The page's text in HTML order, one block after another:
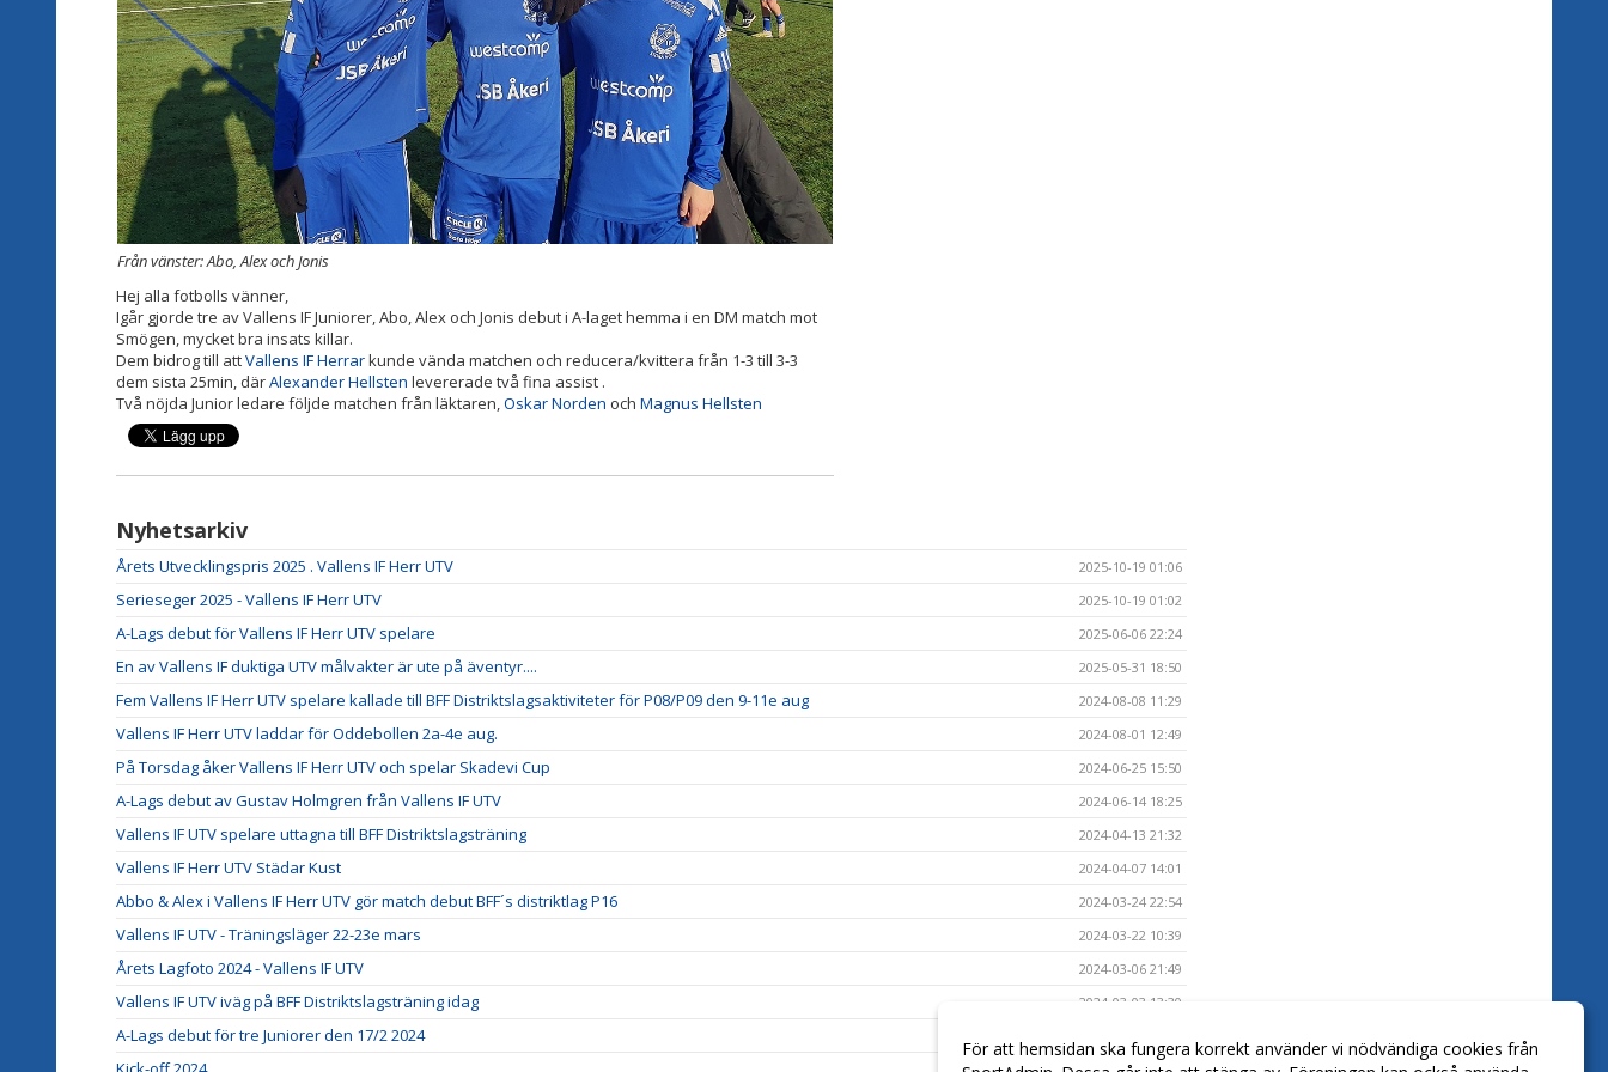
Från vänster: Abo, Alex och Jonis
Hej alla fotbolls vänner,
Igår gjorde tre av Vallens IF Juniorer, Abo, Alex och Jonis debut i A-laget hemma i en DM match mot
Smögen, mycket bra insats killar.
Dem bidrog till attVallens IF Herrarkunde vända matchen och reducera/kvittera från 1-3 till 3-3
dem sista 25min, därAlexander Hellsten levererade två fina assist .
Två nöjda Junior ledare följde matchen från läktaren,Oskar Norden och Magnus Hellsten
Nyhetsarkiv
Årets Utvecklingspris 2025 . Vallens IF Herr UTV 2025-10-19 01:06
Serieseger 2025 - Vallens IF Herr UTV 2025-10-19 01:02
A-Lags debut för Vallens IF Herr UTV spelare 2025-06-06 22:24
En av Vallens IF duktiga UTV målvakter är ute på äventyr.... 2025-05-31 18:50
Fem Vallens IF Herr UTV spelare kallade till BFF Distriktslagsaktiviteter för P08/P09 den 9-11e aug 2024-08-08 11:29
Vallens IF Herr UTV laddar för Oddebollen 2a-4e aug. 2024-08-01 12:49
På Torsdag åker Vallens IF Herr UTV och spelar Skadevi Cup 2024-06-25 15:50
A-Lags debut av Gustav Holmgren från Vallens IF UTV 2024-06-14 18:25
Vallens IF UTV spelare uttagna till BFF Distriktslagsträning 2024-04-13 21:32
Vallens IF Herr UTV Städar Kust 2024-04-07 14:01
Abbo & Alex i Vallens IF Herr UTV gör match debut BFF´s distriktlag P16 2024-03-24 22:54
Vallens IF UTV - Träningsläger 22-23e mars 2024-03-22 10:39
Årets Lagfoto 2024 - Vallens IF UTV 2024-03-06 21:49
Vallens IF UTV iväg på BFF Distriktslagsträning idag 2024-03-03 13:30
A-Lags debut för tre Juniorer den 17/2 2024
För att hemsidan ska fungera korrekt använder vi nödvändiga cookies från